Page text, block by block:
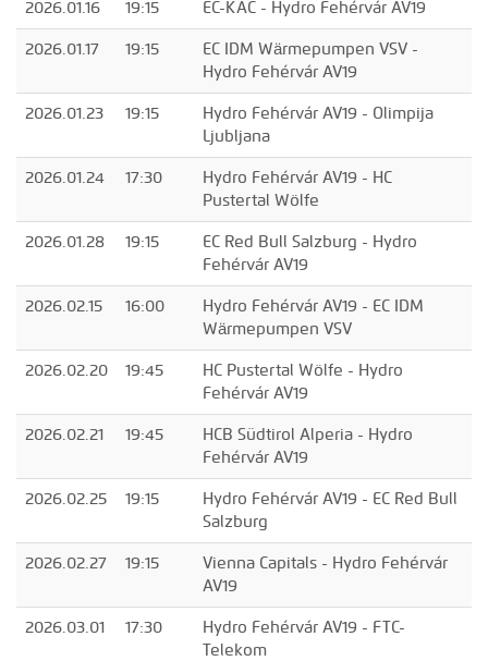
2026.01.16 19:15 EC-KAC - Hydro Fehérvár AV19
2026.01.17 19:15
EC IDM Wärmepumpen VSV -
Hydro Fehérvár AV19
2026.01.23 19:15
Hydro Fehérvár AV19 - Olimpija
Ljubljana
2026.01.24 17:30
Hydro Fehérvár AV19 - HC
Pustertal Wölfe
2026.01.28 19:15
EC Red Bull Salzburg - Hydro
Fehérvár AV19
2026.02.15 16:00
Hydro Fehérvár AV19 - EC IDM
Wärmepumpen VSV
2026.02.20 19:45
HC Pustertal Wölfe - Hydro
Fehérvár AV19
2026.02.21 19:45
HCB Südtirol Alperia - Hydro
Fehérvár AV19
2026.02.25 19:15
Hydro Fehérvár AV19 - EC Red Bull
Salzburg
2026.02.27 19:15
Vienna Capitals - Hydro Fehérvár
AV19
2026.03.01 17:30
Hydro Fehérvár AV19 - FTC-
Telekom